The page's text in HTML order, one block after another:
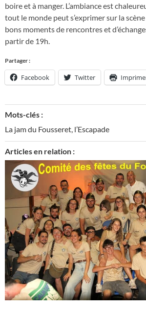
boire et à manger. L’ambiance est
tout le monde peut s’exprimer sur la
bons moments de rencontres et
partir de 19h.
Partager :
Facebook Twitter
Mots-clés :
La jam du Fousseret, l’Escapade
Articles en relation :